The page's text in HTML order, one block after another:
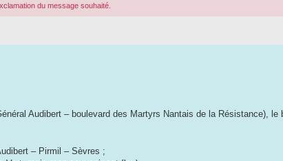
du message souhaité.
Audibert – boulevard des Martyrs Nantais de la Résistance), le
– Pirmil – Sèvres ;